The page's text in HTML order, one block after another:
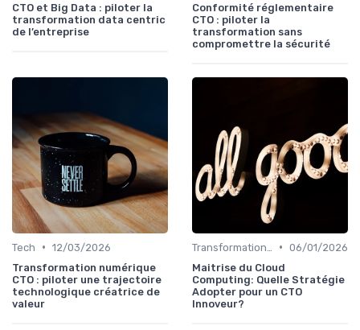
CTO et Big Data : piloter la
transformation data centric
de l’entreprise
Conformité réglementaire
CTO : piloter la
transformation sans
compromettre la sécurité
Tech • 12/03/2026
Transformation numérique
CTO : piloter une trajectoire
technologique créatrice de
valeur
• 06/01/2026
Maitrise du Cloud
Computing: Quelle Stratégie
Adopter pour un CTO
Innoveur?